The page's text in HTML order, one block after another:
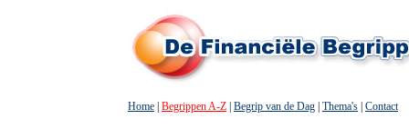
Home Begrippen A-Z Begrip van de Dag Thema's Contact